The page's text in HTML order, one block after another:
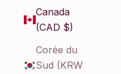
Canada
(CAD $)
Corée du
Sud (KRW